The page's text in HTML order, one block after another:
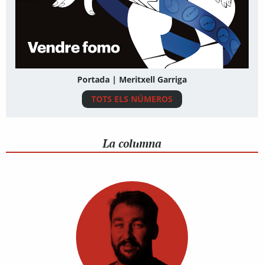
Portada | Meritxell Garriga
TOTS ELS NÚMEROS
La columna